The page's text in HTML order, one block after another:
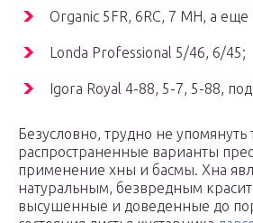
Organic 5FR, 6RC, 7 MH, а еще
Londa Professional 5/46, 6/45;
Igora Royal 4-88, 5-7, 5-88,
Безусловно, трудно не упомянуть
распространенные варианты
применение хны и басмы. Хна
натуральным, безвредным
высушенные и доведенные до